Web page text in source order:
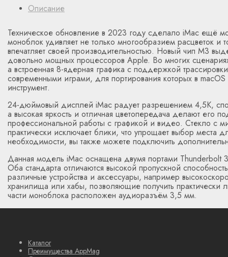
Описание
Техническое обновление в 2023 году сделало iMac ещё
моноблок удивляет не только многообразием расцветок
впечатляет своей производительностью. Новый чип M3
довольно мощных процессоров Apple. Во многих
а встроенная 8-ядерная графика с поддержкой
современными играми, для портирования которых в
инструмент.
24-дюймовый дисплей iMac радует разрешением 4,5K,
а высокая яркость и отличная цветопередача делают его
профессиональной работы с графикой и видео. Стекло с
практически исключает блики, что упрощает выбор места
необходимости, вы также можете подключить
Данная модель iMac оснащена двумя портами
Оба стандарта отличаются высокой пропускной
различные устройства и аксессуары, например
хранилища или хабы, позволяющие получить
части моноблока расположен аудиоразъём 3,5 мм.
Каталог
Преимущества AppMag